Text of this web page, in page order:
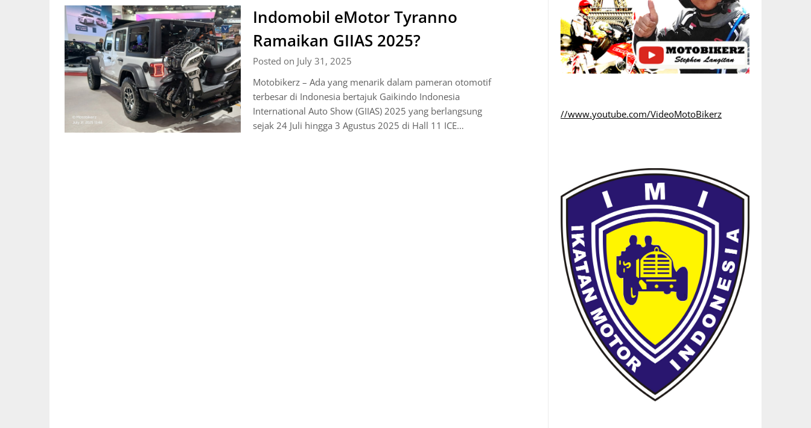
Indomobil eMotor Tyranno
Ramaikan GIIAS 2025?
Posted on July 31, 2025
Motobikerz – Ada yang menarik dalam pameran otomotif
terbesar di Indonesia bertajuk Gaikindo Indonesia
International Auto Show (GIIAS) 2025 yang berlangsung
sejak 24 Juli hingga 3 Agustus 2025 di Hall 11 ICE…
//www.youtube.com/VideoMotoBikerz